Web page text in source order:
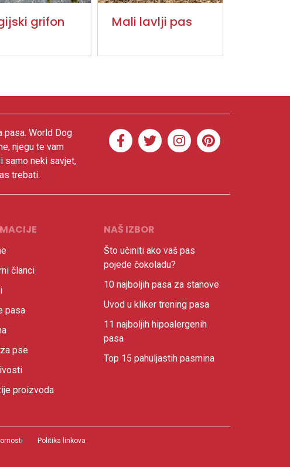
grifon Mali lavlji pas
pasa. World Dog
njegu te vam
samo neki savjet,
trebati.
članci
pasa
pse
proizvoda
NAŠ IZBOR
Što učiniti ako vaš pas
pojede čokoladu?
10 najboljih pasa za stanove
Uvod u kliker trening pasa
11 najboljih hipoalergenih
pasa
Top 15 pahuljastih pasmina
Politika linkova